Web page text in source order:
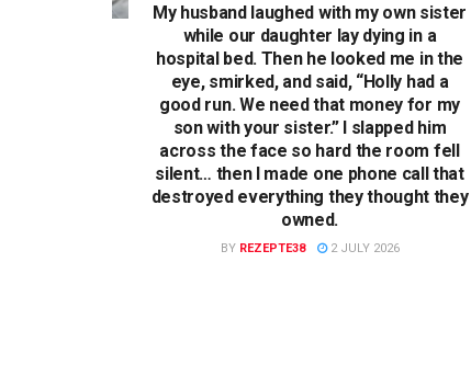
My husband laughed with my own sister
while our daughter lay dying in a
hospital bed. Then he looked me in the
eye, smirked, and said, “Holly had a
good run. We need that money for my
son with your sister.” I slapped him
across the face so hard the room fell
silent… then I made one phone call that
destroyed everything they thought they
owned.
BY REZEPTE38 2 JULY 2026